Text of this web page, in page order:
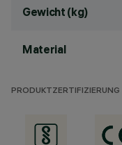
Gewicht (kg)
Material
PRODUKTZERTIFIZIERUNG